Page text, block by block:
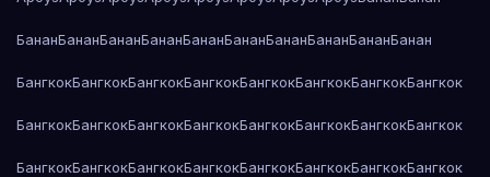
БананБананБананБананБананБананБананБананБананБанан
БангкокБангкокБангкокБангкокБангкокБангкокБангкокБангкок
БангкокБангкокБангкокБангкокБангкокБангкокБангкокБангкок
БангкокБангкокБангкокБангкокБангкокБангкокБангкокБангкок